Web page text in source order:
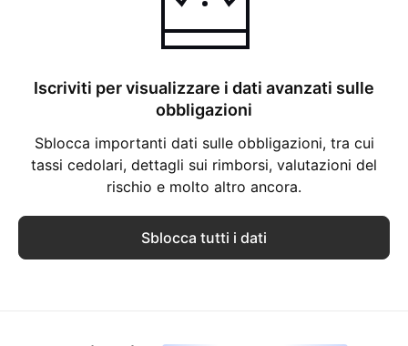
Iscriviti per visualizzare i dati avanzati sulle
obbligazioni
Sblocca importanti dati sulle obbligazioni, tra cui
tassi cedolari, dettagli sui rimborsi, valutazioni del
rischio e molto altro ancora.
Sblocca tutti i dati